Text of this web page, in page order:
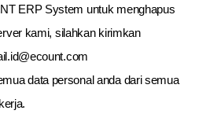
ERP System untuk menghapus
kami, silahkan kirimkan
data personal anda dari semua